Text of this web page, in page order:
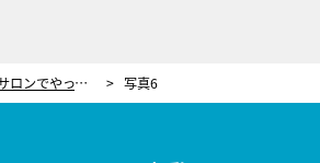
サロンでやってもらったような理想の前髪に！簡単にできる「前髪のセルフカット術」 写真6